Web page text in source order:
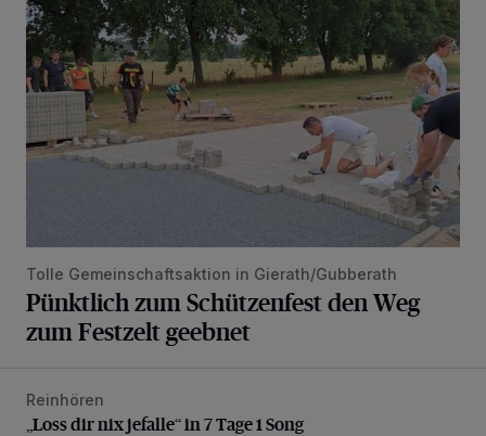
Tolle Gemeinschaftsaktion in Gierath/Gubberath
Pünktlich zum Schützenfest den Weg
zum Festzelt geebnet
„Loss dir nix jefalle“ in 7 Tage 1 Song
Reinhören
„Loss dir nix jefalle“ in 7 Tage 1 Song